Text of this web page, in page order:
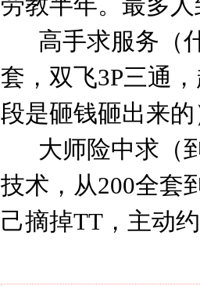
高手求服务（什
套，双飞3P三通
段是砸钱砸出来的
大师险中求（
技术，从200全套
己摘掉TT，主动